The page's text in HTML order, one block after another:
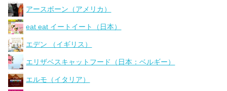
アースボーン（アメリカ）
eat eat イートイート（日本）
エデン （イギリス）
エリザベスキャットフード（日本：ベルギー）
エルモ（イタリア）